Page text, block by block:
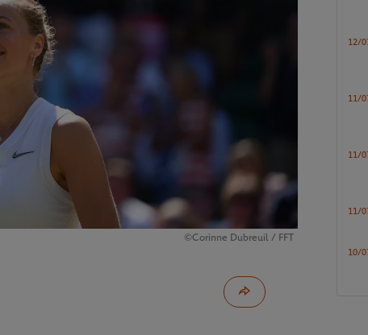
©Corinne Dubreuil / FFT
12/
11/
11/
11/
10/